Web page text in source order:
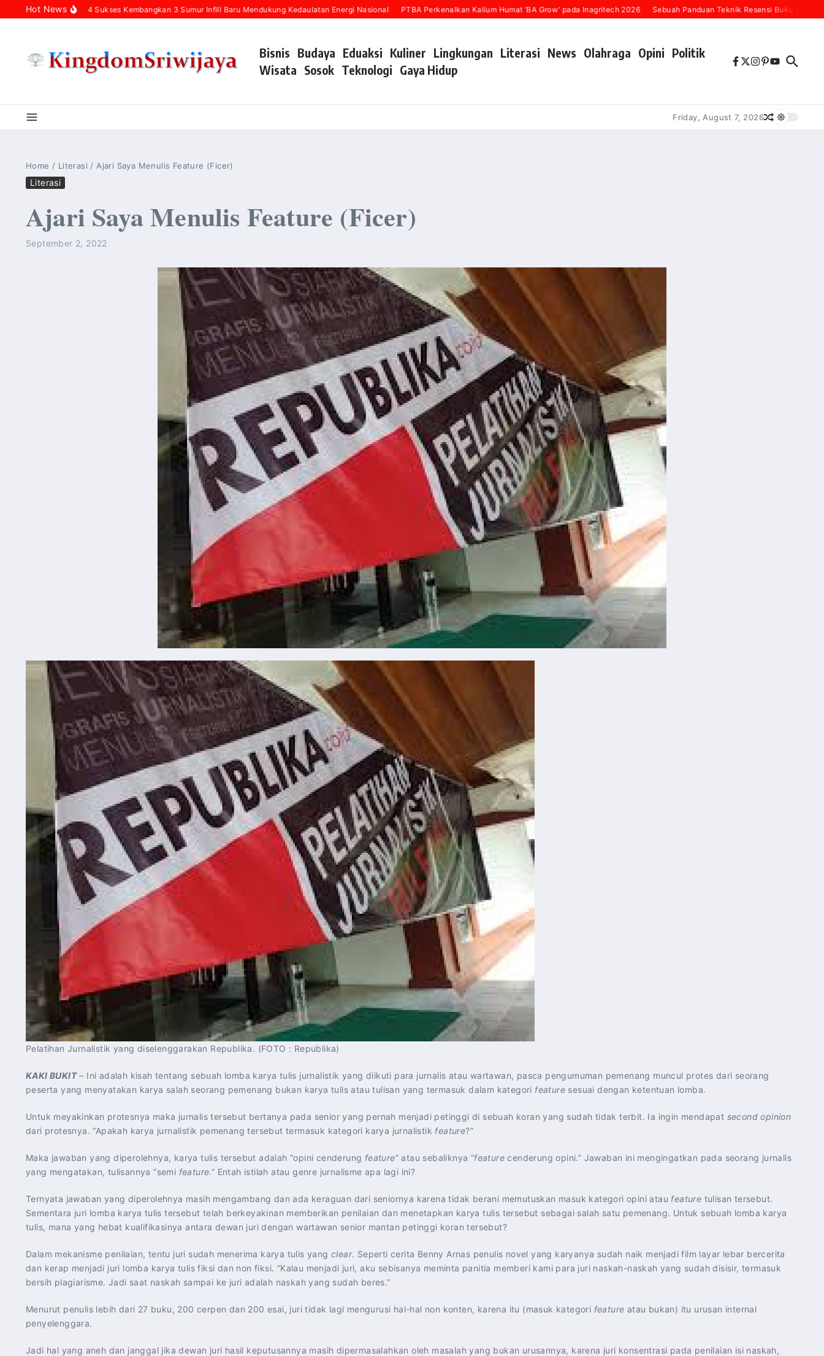
Skip to content
Hot News
Rokan Zona 4 Sukses Kembangkan 3 Sumur Infill Baru Mendukung Kedaulatan Energi Nasional PTBA Perkenalkan Kalium Humat ‘BA Grow’ pada Inagritech 2026 Sebuah Panduan Teknik Resensi Buku (“Karena
Bisnis Budaya Eduaksi Kuliner Lingkungan Literasi News Olahraga Opini Politik
Wisata Sosok Teknologi Gaya Hidup
Friday, August 7, 2026
Home / Literasi / Ajari Saya Menulis Feature (Ficer)
Literasi
Ajari Saya Menulis Feature (Ficer)
September 2, 2022
Pelatihan Jurnalistik yang diselenggarakan Republika. (FOTO : Republika)
KAKI BUKIT– Ini adalah kisah tentang sebuah lomba karya tulis jurnalistik yang diikuti para jurnalis atau wartawan, pasca pengumuman pemenang muncul protes dari seorang
peserta yang menyatakan karya salah seorang pemenang bukan karya tulis atau tulisan yang termasuk dalam kategori feature sesuai dengan ketentuan lomba.
Untuk meyakinkan protesnya maka jurnalis tersebut bertanya pada senior yang pernah menjadi petinggi di sebuah koran yang sudah tidak terbit. Ia ingin mendapat second opinion
dari protesnya. “Apakah karya jurnalistik pemenang tersebut termasuk kategori karya jurnalistik feature?”
Maka jawaban yang diperolehnya, karya tulis tersebut adalah “opini cenderung feature” atau sebaliknya “feature cenderung opini.” Jawaban ini mengingatkan pada seorang jurnalis
yang mengatakan, tulisannya “semi feature.” Entah istilah atau genre jurnalisme apa lagi ini?
Ternyata jawaban yang diperolehnya masih mengambang dan ada keraguan dari seniornya karena tidak berani memutuskan masuk kategori opini atau feature tulisan tersebut.
Sementara juri lomba karya tulis tersebut telah berkeyakinan memberikan penilaian dan menetapkan karya tulis tersebut sebagai salah satu pemenang. Untuk sebuah lomba karya
tulis, mana yang hebat kualifikasinya antara dewan juri dengan wartawan senior mantan petinggi koran tersebut?
Dalam mekanisme penilaian, tentu juri sudah menerima karya tulis yang clear. Seperti cerita Benny Arnas penulis novel yang karyanya sudah naik menjadi film layar lebar bercerita
dan kerap menjadi juri lomba karya tulis fiksi dan non fiksi. “Kalau menjadi juri, aku sebisanya meminta panitia memberi kami para juri naskah-naskah yang sudah disisir, termasuk
bersih plagiarisme. Jadi saat naskah sampai ke juri adalah naskah yang sudah beres.”
Menurut penulis lebih dari 27 buku, 200 cerpen dan 200 esai, juri tidak lagi mengurusi hal-hal non konten, karena itu (masuk kategori feature atau bukan) itu urusan internal
penyelenggara.
Jadi hal yang aneh dan janggal jika dewan juri hasil keputusannya masih dipermasalahkan oleh masalah yang bukan urusannya, karena juri konsentrasi pada penilaian isi naskah,